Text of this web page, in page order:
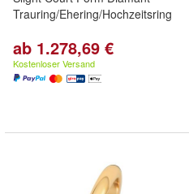
Trauring/Ehering/Hochzeitsring
ab 1.278,69 €
Kostenloser Versand